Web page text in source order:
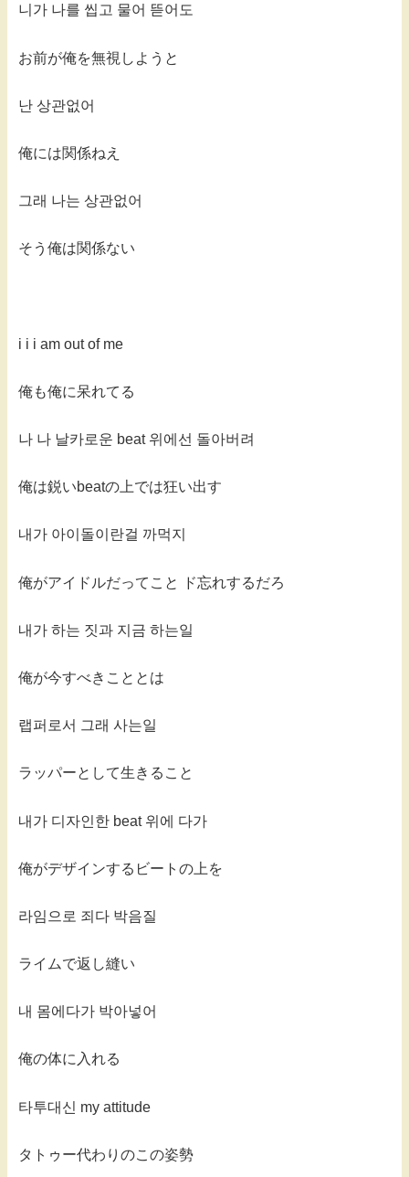
니가 나를 씹고 물어 뜯어도
お前が俺を無視しようと
난 상관없어
俺には関係ねえ
그래 나는 상관없어
そう俺は関係ない
i i i am out of me
俺も俺に呆れてる
나 나 날카로운 beat 위에선 돌아버려
俺は鋭いbeatの上では狂い出す
내가 아이돌이란걸 까먹지
俺がアイドルだってこと ド忘れするだろ
내가 하는 짓과 지금 하는일
俺が今すべきこととは
랩퍼로서 그래 사는일
ラッパーとして生きること
내가 디자인한 beat 위에 다가
俺がデザインするビートの上を
라임으로 죄다 박음질
ライムで返し縫い
내 몸에다가 박아넣어
俺の体に入れる
타투대신 my attitude
タトゥー代わりのこの姿勢